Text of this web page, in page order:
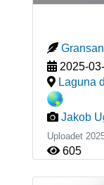
2025-
Laguna
Jakob
Uploadet
605